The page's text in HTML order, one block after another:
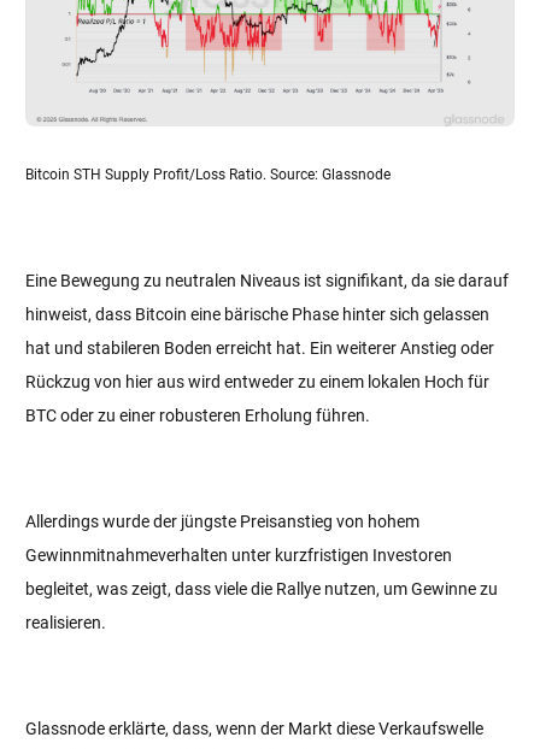
Bitcoin STH Supply Profit/Loss Ratio. Source: Glassnode
Eine Bewegung zu neutralen Niveaus ist signifikant, da sie darauf
hinweist, dass Bitcoin eine bärische Phase hinter sich gelassen
hat und stabileren Boden erreicht hat. Ein weiterer Anstieg oder
Rückzug von hier aus wird entweder zu einem lokalen Hoch für
BTC oder zu einer robusteren Erholung führen.
Allerdings wurde der jüngste Preisanstieg von hohem
Gewinnmitnahmeverhalten unter kurzfristigen Investoren
begleitet, was zeigt, dass viele die Rallye nutzen, um Gewinne zu
realisieren.
Glassnode erklärte, dass, wenn der Markt diese Verkaufswelle